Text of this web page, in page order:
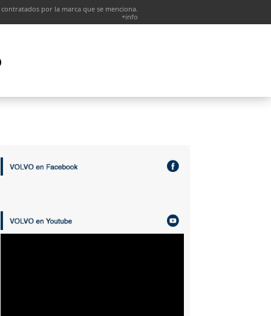
por la marca que se menciona.
+info